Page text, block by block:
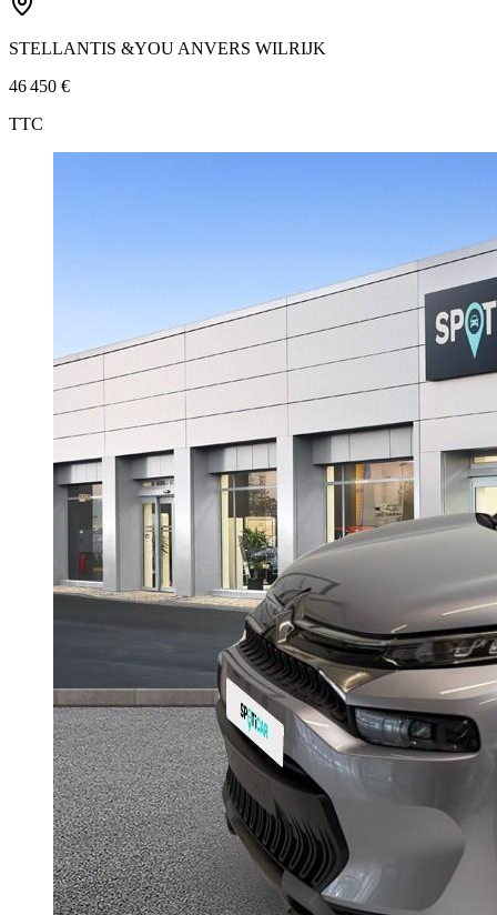
STELLANTIS &YOU ANVERS WILRIJK
46 450 €
TTC